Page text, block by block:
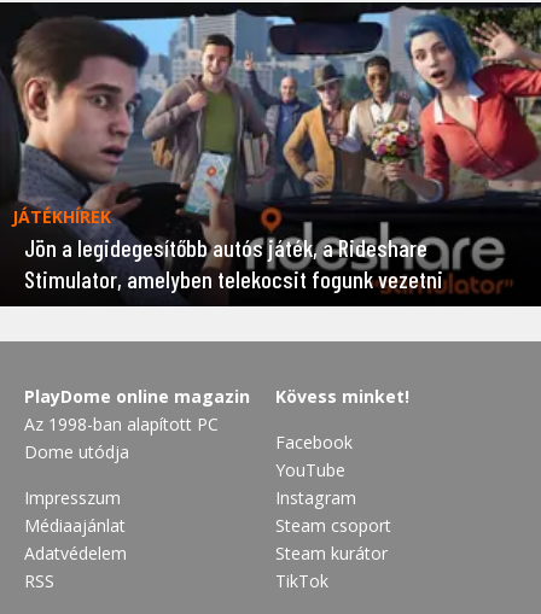
JÁTÉKHÍREK
Jön a legidegesítőbb autós játék, a Rideshare
Stimulator, amelyben telekocsit fogunk vezetni
PlayDome online magazin
Az 1998-ban alapított PC
Dome utódja
Impresszum
Médiaajánlat
Adatvédelem
RSS
Kövess minket!
Facebook
YouTube
Instagram
Steam csoport
Steam kurátor
TikTok